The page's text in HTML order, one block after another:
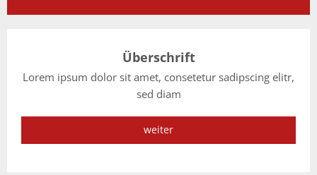
Überschrift
Lorem ipsum dolor sit amet, consetetur sadipscing elitr,
sed diam
weiter